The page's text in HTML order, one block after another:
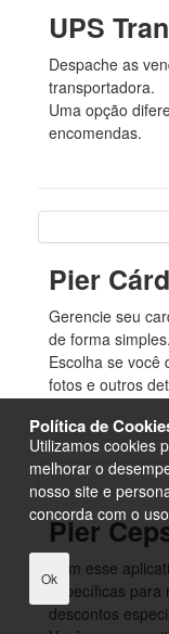
UPS
Despache as
transportadora.
Uma opção
encomendas.
Pier
Gerencie seu
de forma simples.
Escolha se você
fotos e outros
Pier
Com esse
específicas para
descontos
Política de
Utilizamos cookies
melhorar o
nosso site e
concorda com o
Ok